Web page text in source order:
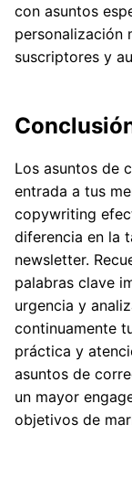
con asuntos
personalización
suscriptores y
Los asuntos de
entrada a tus
copywriting
diferencia en la
newsletter.
palabras clave
urgencia y
continuamente
práctica y
asuntos de
un mayor
objetivos de